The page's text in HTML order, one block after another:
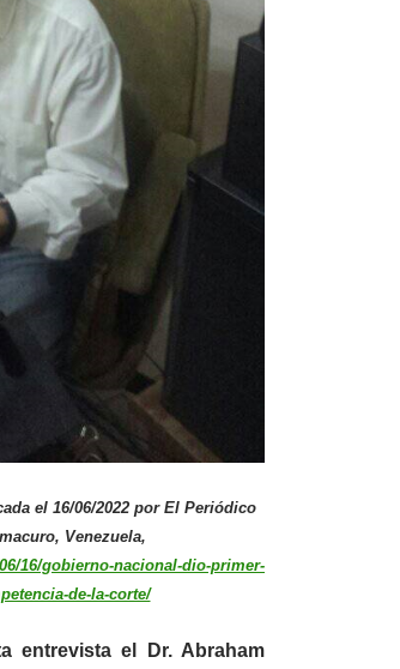
el 16/06/2022 por El Periódico
Venezuela,
16/gobierno-nacional-dio-primer-
de-la-corte/
entrevista el Dr. Abraham